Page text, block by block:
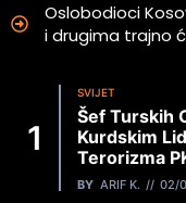
Oslobodioci
i drugima trajno
SVIJET
Šef Turskih
Kurdskim
Terorizma
BY ARIF K. 02/